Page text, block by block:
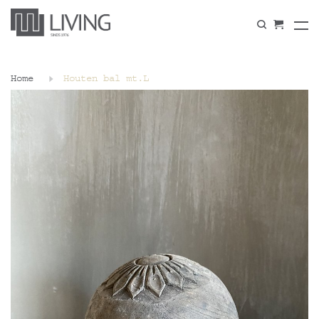
Home Houten bal mt.L